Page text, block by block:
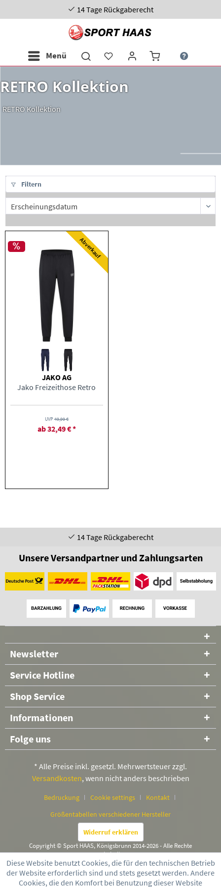
14 Tage Rückgaberecht
Menü
RETRO Kollektion
RETRO Kollektion
Filtern
Abverkauf
JAKO AG
Jako Freizeithose Retro
UVP 49,99 €
ab 32,49 € *
14 Tage Rückgaberecht
Unsere Versandpartner und Zahlungsarten
Newsletter
Service Hotline
Shop Service
Informationen
Folge uns
* Alle Preise inkl. gesetzl. Mehrwertsteuer zzgl.
Versandkosten, wenn nicht anders beschrieben
Bedruckung Cookie settings
Kontakt
Größentabellen verschiedener Hersteller
Widerruf erklären
Copyright © Sport HAAS, Königsbrunn 2014-2026 - Alle Rechte
vorbehalten
Diese Website benutzt Cookies, die für den technischen Betrieb
der Website erforderlich sind und stets gesetzt werden. Andere
Cookies, die den Komfort bei Benutzung dieser Website